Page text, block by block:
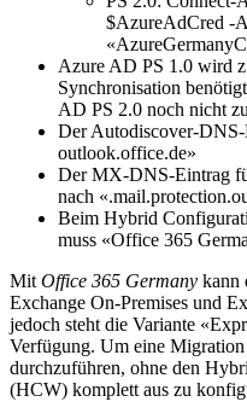
$AzureAdCred -
Azure AD PS 1.0 wird
Synchronisation
AD PS 2.0 noch nicht
Der Autodiscover-
outlook.office.de»
Der MX-DNS-Eintrag
nach
Beim Hybrid
muss «Office 365
Mit Office 365 Germany kann
Exchange On-Premises und
jedoch steht die Variante
Verfügung. Um eine
durchzuführen, ohne den
(HCW) komplett aus zu